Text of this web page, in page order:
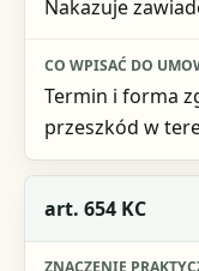
Nakazuje
Termin i forma
przeszkód w
art. 654 KC